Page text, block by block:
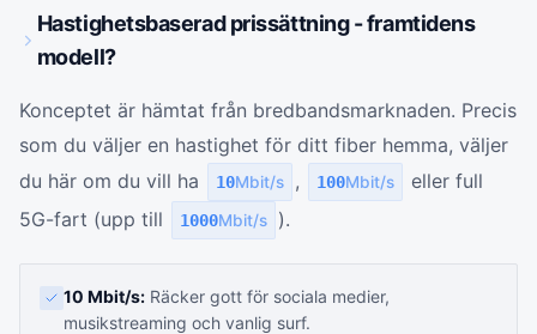
Hastighetsbaserad prissättning - framtidens
modell?
Konceptet är hämtat från bredbandsmarknaden. Precis
som du väljer en hastighet för ditt fiber hemma, väljer
du här om du vill ha
10Mbit/s , 100Mbit/s
eller full
5G-fart (upp till
1000Mbit/s ).
10 Mbit/s: Räcker gott för sociala medier,
musikstreaming och vanlig surf.